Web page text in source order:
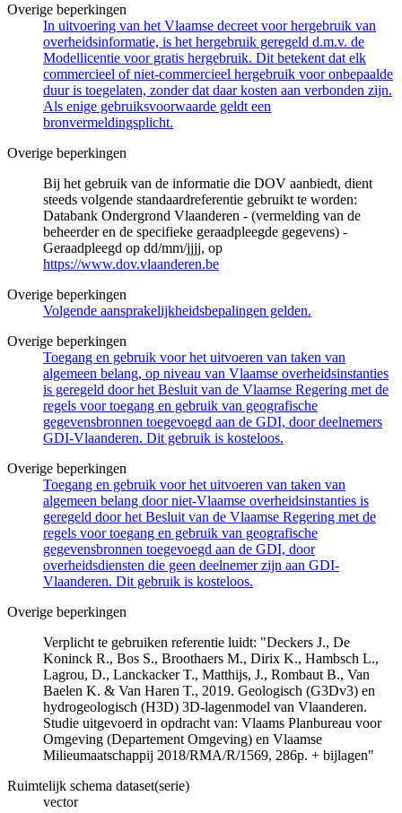
Overige beperkingen
In uitvoering van het Vlaamse decreet voor hergebruik van
overheidsinformatie, is het hergebruik geregeld d.m.v. de
Modellicentie voor gratis hergebruik. Dit betekent dat elk
commercieel of niet-commercieel hergebruik voor onbepaalde
duur is toegelaten, zonder dat daar kosten aan verbonden zijn.
Als enige gebruiksvoorwaarde geldt een
bronvermeldingsplicht.
Overige beperkingen
Bij het gebruik van de informatie die DOV aanbiedt, dient
steeds volgende standaardreferentie gebruikt te worden:
Databank Ondergrond Vlaanderen - (vermelding van de
beheerder en de specifieke geraadpleegde gegevens) -
Geraadpleegd op dd/mm/jjjj, op
https://www.dov.vlaanderen.be
Overige beperkingen
Volgende aansprakelijkheidsbepalingen gelden.
Overige beperkingen
Toegang en gebruik voor het uitvoeren van taken van
algemeen belang, op niveau van Vlaamse overheidsinstanties
is geregeld door het Besluit van de Vlaamse Regering met de
regels voor toegang en gebruik van geografische
gegevensbronnen toegevoegd aan de GDI, door deelnemers
GDI-Vlaanderen. Dit gebruik is kosteloos.
Overige beperkingen
Toegang en gebruik voor het uitvoeren van taken van
algemeen belang door niet-Vlaamse overheidsinstanties is
geregeld door het Besluit van de Vlaamse Regering met de
regels voor toegang en gebruik van geografische
gegevensbronnen toegevoegd aan de GDI, door
overheidsdiensten die geen deelnemer zijn aan GDI-
Vlaanderen. Dit gebruik is kosteloos.
Overige beperkingen
Verplicht te gebruiken referentie luidt: "Deckers J., De
Koninck R., Bos S., Broothaers M., Dirix K., Hambsch L.,
Lagrou, D., Lanckacker T., Matthijs, J., Rombaut B., Van
Baelen K. & Van Haren T., 2019. Geologisch (G3Dv3) en
hydrogeologisch (H3D) 3D-lagenmodel van Vlaanderen.
Studie uitgevoerd in opdracht van: Vlaams Planbureau voor
Omgeving (Departement Omgeving) en Vlaamse
Milieumaatschappij 2018/RMA/R/1569, 286p. + bijlagen"
Ruimtelijk schema dataset(serie)
vector